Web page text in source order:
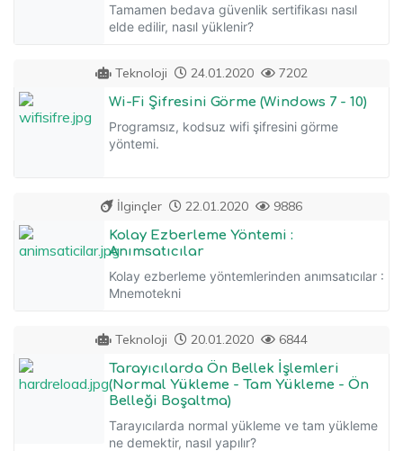
Tamamen bedava güvenlik sertifikası nasıl
elde edilir, nasıl yüklenir?
Teknoloji 24.01.2020 7202
Wi-Fi Şifresini Görme (Windows 7 - 10)
Programsız, kodsuz wifi şifresini görme
yöntemi.
İlginçler 22.01.2020 9886
Kolay Ezberleme Yöntemi :
Anımsatıcılar
Kolay ezberleme yöntemlerinden anımsatıcılar :
Mnemotekni
Teknoloji 20.01.2020 6844
Tarayıcılarda Ön Bellek İşlemleri
(Normal Yükleme - Tam Yükleme - Ön
Belleği Boşaltma)
Tarayıcılarda normal yükleme ve tam yükleme
ne demektir, nasıl yapılır?